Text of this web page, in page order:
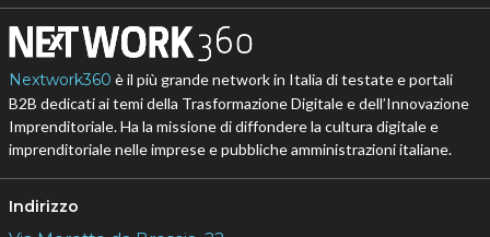
Nextwork360 è il più grande network in Italia di testate e portali
B2B dedicati ai temi della Trasformazione Digitale e dell’Innovazione
Imprenditoriale. Ha la missione di diffondere la cultura digitale e
imprenditoriale nelle imprese e pubbliche amministrazioni italiane.
Indirizzo